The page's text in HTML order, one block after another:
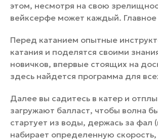
этом, несмотря на свою
вейксерфе может каждый. Главное
Перед катанием опытные
катания и поделятся своими
новичков, впервые стоящих на
здесь найдется программа для
Далее вы садитесь в катер и
загружают балласт, чтобы волна
стартует из воды, держась за фал
набирает определенную